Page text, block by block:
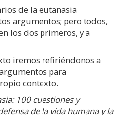
de la eutanasia
argumentos; pero todos,
los dos primeros, y a
iremos refiriéndonos a
para
contexto.
100 cuestiones y
de la vida humana y la